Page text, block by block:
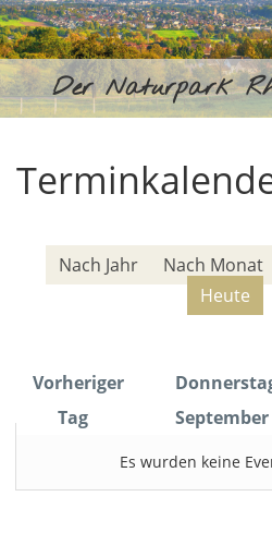
Der Naturpark
Nach Jahr Nach Monat
Heute
Vorheriger
Tag
September
Es wurden keine